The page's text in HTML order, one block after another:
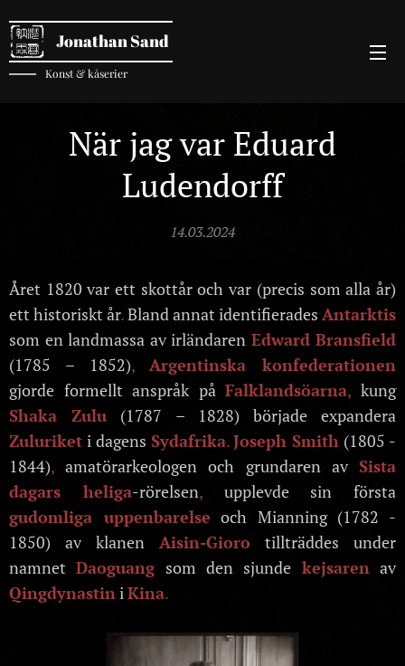
Jonathan Sand
Konst & kåserier
När jag var Eduard
Ludendorff
14.03.2024
Året 1820 var ett skottår och var (precis som alla år)
ett historiskt år.Bland annat identifierades Antarktis
som en landmassa av irländaren Edward Bransfield
(1785 – 1852),
Argentinska konfederationen
gjorde formellt anspråk påFalklandsöarna, kung
Shaka Zulu (1787 – 1828) började expandera
Zuluriket i dagens Sydafrika. Joseph Smith (1805 -
1844),amatörarkeologen och grundaren avSista
dagars heliga-rörelsen,upplevde sin första
gudomliga uppenbarelse och Mianning (1782 -
1850) av klanen Aisin-Gioro tillträddes under
namnetDaoguangsom den sjunde kejsarenav
QingdynastiniKina.